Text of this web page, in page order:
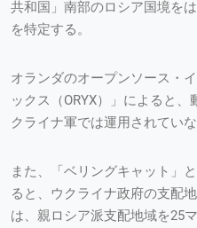
共和国」南部のロシア国境を
を特定する。
オランダのオープンソース・
ックス（ORYX）」によると
クライナ軍では運用されていな
また、「ベリングキャット」
ると、ウクライナ政府の支配
は、親ロシア派支配地域を25